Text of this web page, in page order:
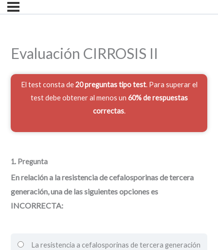
Evaluación CIRROSIS II
El test consta de20 preguntas tipo test. Para superar el
test debe obtener al menos un 60% de respuestas
correctas.
1. Pregunta
En relación a la resistencia de cefalosporinas de tercera
generación, una de las siguientes opciones es
INCORRECTA:
La resistencia a cefalosporinas de tercera generación